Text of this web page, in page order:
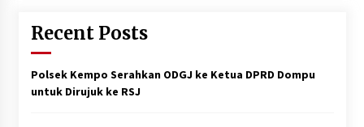
Recent Posts
Polsek Kempo Serahkan ODGJ ke Ketua DPRD Dompu
untuk Dirujuk ke RSJ